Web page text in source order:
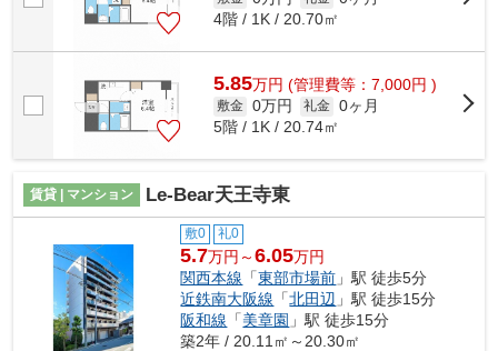
4階 / 1K / 20.70㎡
5.85万円 (管理費等：7,000円 )
敷金 0万円 礼金 0ヶ月
5階 / 1K / 20.74㎡
賃貸 | マンション Le-Bear天王寺東
敷0 礼0
5.7万円～6.05万円
関西本線 「東部市場前 」駅 徒歩5分
近鉄南大阪線 「北田辺 」駅 徒歩15分
阪和線 「美章園 」駅 徒歩15分
築2年 / 20.11㎡～20.30㎡